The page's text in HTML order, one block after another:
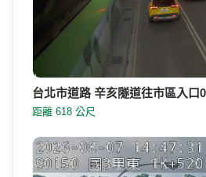
台北市道路 辛亥隧道往市區入口
距離 618 公尺